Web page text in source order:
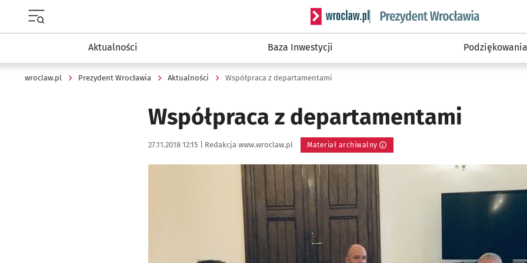
Serwis informacyjny wroclaw.pl podserwis:
Aktualności Baza Inwestycji Podziękowania
wroclaw.pl Prezydent Wrocławia Aktualności Współpraca z departamentami
Współpraca z departamentami
Data publikacji:
27.11.2018 12:15 | Autor:
Redakcja www.wroclaw.pl Materiał archiwalny
Kliknij, aby powiększyć